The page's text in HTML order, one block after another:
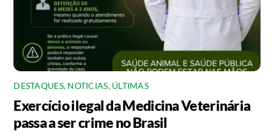
DESTAQUES, NOTICIAS, ÚLTIMAS
Exercício ilegal da Medicina Veterinária
passa a ser crime no Brasil